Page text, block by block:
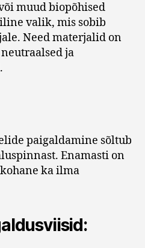
muud biopõhised
valik, mis sobib
Need materjalid on
ja
paigaldamine sõltub
Enamasti on
ka ilma